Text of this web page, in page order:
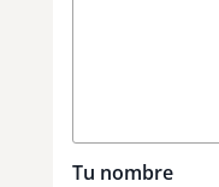
Tu nombre